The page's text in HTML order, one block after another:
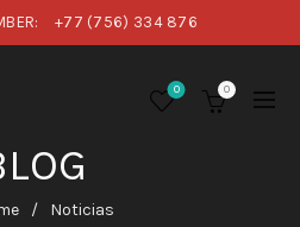
+77 (756) 334 876
0 0
Noticias